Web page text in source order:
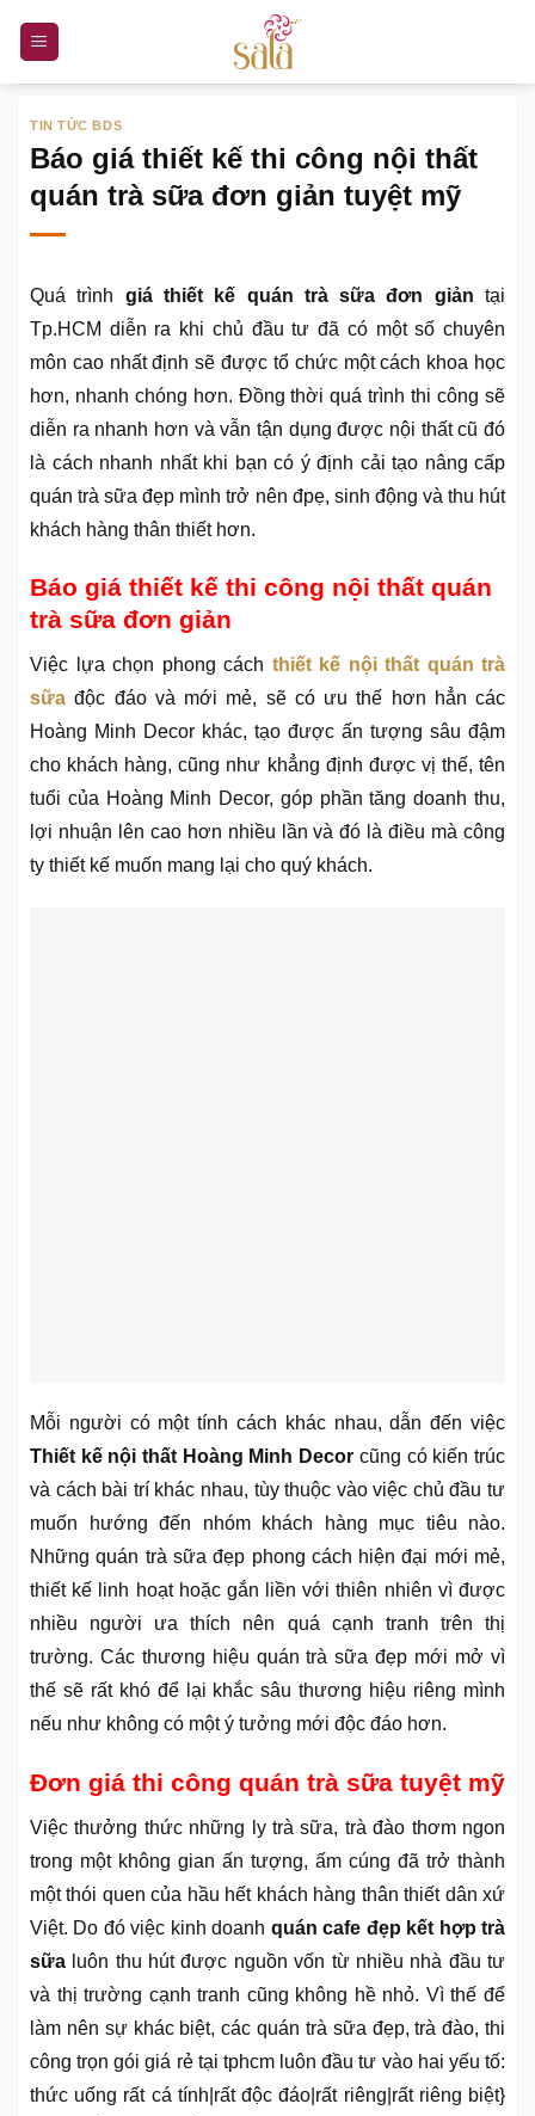
nội
TIN TỨC BDS
Báo giá thiết kế thi công nội thất
quán trà sữa đơn giản tuyệt mỹ
Quá trình giá thiết kế quán trà sữa đơn giản tại
Tp.HCM diễn ra khi chủ đầu tư đã có một số chuyên
môn cao nhất định sẽ được tổ chức một cách khoa học
hơn, nhanh chóng hơn. Đồng thời quá trình thi công sẽ
diễn ra nhanh hơn và vẫn tận dụng được nội thất cũ đó
là cách nhanh nhất khi bạn có ý định cải tạo nâng cấp
quán trà sữa đẹp mình trở nên đpẹ, sinh động và thu hút
khách hàng thân thiết hơn.
Báo giá thiết kế thi công nội thất quán
trà sữa đơn giản
Việc lựa chọn phong cách thiết kế nội thất quán trà
sữa độc đáo và mới mẻ, sẽ có ưu thế hơn hẳn các
Hoàng Minh Decor khác, tạo được ấn tượng sâu đậm
cho khách hàng, cũng như khẳng định được vị thế, tên
tuổi của Hoàng Minh Decor, góp phần tăng doanh thu,
lợi nhuận lên cao hơn nhiều lần và đó là điều mà công
ty thiết kế muốn mang lại cho quý khách.
Mỗi người có một tính cách khác nhau, dẫn đến việc
Thiết kế nội thất Hoàng Minh Decor cũng có kiến trúc
và cách bài trí khác nhau, tùy thuộc vào việc chủ đầu tư
muốn hướng đến nhóm khách hàng mục tiêu nào.
Những quán trà sữa đẹp phong cách hiện đại mới mẻ,
thiết kế linh hoạt hoặc gắn liền với thiên nhiên vì được
nhiều người ưa thích nên quá cạnh tranh trên thị
trường. Các thương hiệu quán trà sữa đẹp mới mở vì
thế sẽ rất khó để lại khắc sâu thương hiệu riêng mình
nếu như không có một ý tưởng mới độc đáo hơn.
Đơn giá thi công quán trà sữa tuyệt mỹ
Việc thưởng thức những ly trà sữa, trà đào thơm ngon
trong một không gian ấn tượng, ấm cúng đã trở thành
một thói quen của hầu hết khách hàng thân thiết dân xứ
Việt. Do đó việc kinh doanh quán cafe đẹp kết hợp trà
sữa luôn thu hút được nguồn vốn từ nhiều nhà đầu tư
và thị trường cạnh tranh cũng không hề nhỏ. Vì thế để
làm nên sự khác biệt, các quán trà sữa đẹp, trà đào, thi
công trọn gói giá rẻ tại tphcm luôn đầu tư vào hai yếu tố:
thức uống rất cá tính|rất độc đáo|rất riêng|rất riêng biệt}